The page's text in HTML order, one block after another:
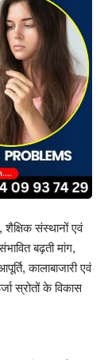
संस्थानों एवं
बढ़ती मांग,
कालाबाजारी एवं
स्रोतों के विकास